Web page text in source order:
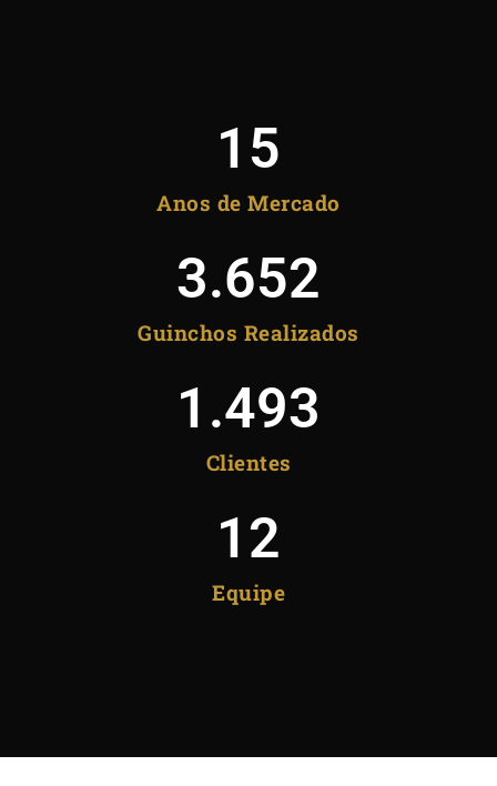
Anos de Mercado
15
Guinchos Realizados
3.652
Clientes
1.493
Equipe
12